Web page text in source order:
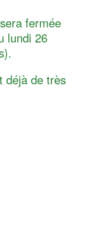
fermée
lundi 26
déjà de très